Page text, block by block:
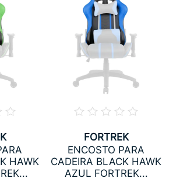
HAWK
FORTREK
ENCOSTO PARA
CADEIRA BLACK HAWK
AZUL FORTREK...